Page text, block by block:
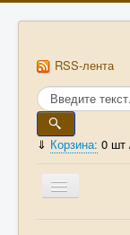
RSS-лента
⇓ Корзина: 0 шт